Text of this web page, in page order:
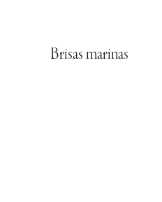
Brisas marinas